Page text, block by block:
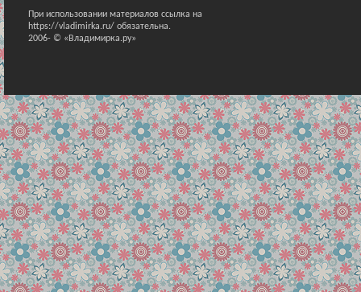
При использовании материалов ссылка на
https://vladimirka.ru/ обязательна.
2006- © «Владимирка.ру»